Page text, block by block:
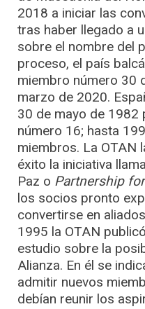
2018 a iniciar las
tras haber llegado a
sobre el nombre del
proceso, el país
miembro número 30
marzo de 2020.
30 de mayo de 1982
número 16; hasta
miembros. La OTAN
éxito la iniciativa
Paz o Partnership
los socios pronto
convertirse en
1995 la OTAN
estudio sobre la
Alianza. En él se
admitir nuevos
debían reunir los